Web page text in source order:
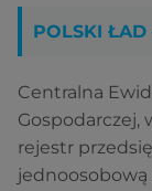
POLSKI
Centralna
Gospodarczej,
rejestr
jednoosobową